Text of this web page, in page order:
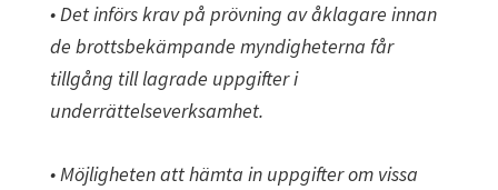
• Det införs krav på prövning av åklagare innan
de brottsbekämpande myndigheterna får
tillgång till lagrade uppgifter i
underrättelseverksamhet.
• Möjligheten att hämta in uppgifter om vissa